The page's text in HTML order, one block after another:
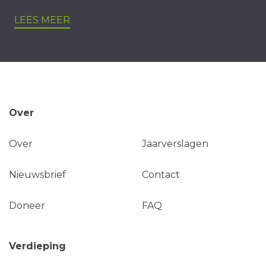
LEES MEER
Over
Over Jaarverslagen
Nieuwsbrief Contact
Doneer FAQ
Verdieping